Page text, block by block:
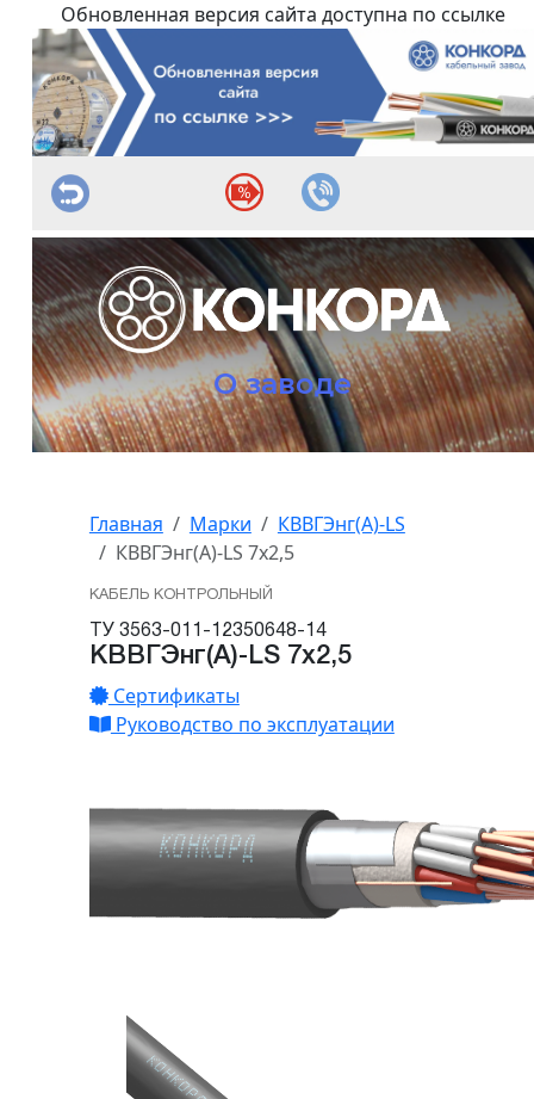
Обновленная версия сайта доступна по ссылке
О заводе
Главная Марки
КВВГЭнг(А)-LS
КВВГЭнг(А)-LS 7х2,5
КАБЕЛЬ КОНТРОЛЬНЫЙ
ТУ 3563-011-12350648-14
КВВГЭнг(А)-LS 7х2,5
Сертификаты
Руководство по эксплуатации